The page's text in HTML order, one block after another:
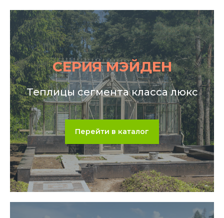
СЕРИЯ МЭЙДЕН
Теплицы сегмента класса люкс
Перейти в каталог